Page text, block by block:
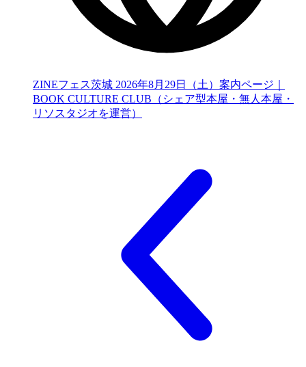
ZINEフェス茨城 2026年8月29日（土）案内ページ｜
BOOK CULTURE CLUB（シェア型本屋・無人本屋・
リソスタジオを運営）